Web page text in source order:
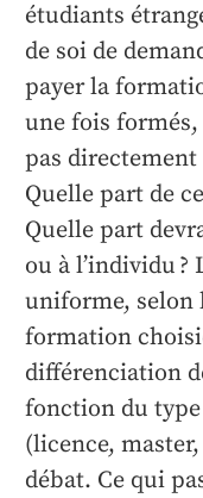
étudiants
de soi de
payer la
une fois
pas
Quelle part de
Quelle part
ou à l’individu ?
uniforme, selon
formation
différenciation
fonction du
(licence,
débat. Ce qui